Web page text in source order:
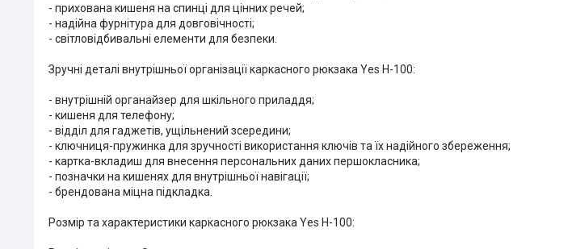
- прихована кишеня на спинці для цінних речей;
- надійна фурнітура для довговічності;
- світловідбивальні елементи для безпеки.
Зручні деталі внутрішньої організації каркасного рюкзака Yes H-100:
- внутрішній органайзер для шкільного приладдя;
- кишеня для телефону;
- відділ для гаджетів, ущільнений зсередини;
- ключниця-пружинка для зручності використання ключів та їх надійного збереження;
- картка-вкладиш для внесення персональних даних першокласника;
- позначки на кишенях для внутрішньої навігації;
- брендована міцна підкладка.
Розмір та характеристики каркасного рюкзака Yes H-100: